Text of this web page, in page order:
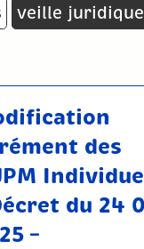
veille juridique
des
du 24
–